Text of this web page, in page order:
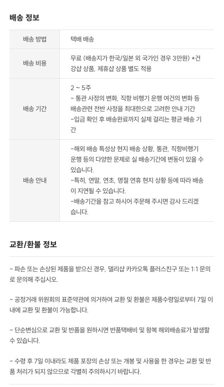
배송 정보
배송 방법 택배 배송
배송 비용
무료 (배송지가 한국/일본 외 국가인 경우 3만원) *건
강샵 상품, 제휴샵 상품 별도 적용
배송 기간
2 ~ 5주
- 통관 사정의 변화, 직항 비행기 운행 여건의 변화 등
배송관련 전반 사정을 최대한으로 고려한 안내 기간
-입금 확인 후 배송완료까지 실제 걸리는 평균 배송 기
간
배송 안내
-해외 배송 특성상 현지 배송 상황, 통관, 직항비행기
운행 등의 다양한 문제로 실 배송기간에 변동이 있을 수
있습니다.
-특히, 연말, 연초, 명절 연휴 현지 상황 등에 따라 배송
이 지연될 수 있습니다.
-배송기간을 참고 하시어 주문해 주시면 감사 드리겠
습니다.
교환/환불 정보
- 파손 또는 손상된 제품을 받으신 경우, 델리샵 카카오톡 플러스친구 또는 1:1 문의
로 문의해 주십시오.
- 공정거래 위원회의 표준약관에 의거하여 교환 및 환불은 제품수령일로부터 7일 이
내에 교환 및 환불이 가능합니다.
- 단순변심으로 교환 및 반품을 원하시면 반품택배비 및 왕복 해외배송료가 발생할
수 있습니다.
- 수령 후 7일 이내라도 제품 포장의 손상 또는 개봉 및 사용을 한 경우는 교환 및 반
품 처리가 되지 않으므로 각별히 주의하시기 바랍니다.